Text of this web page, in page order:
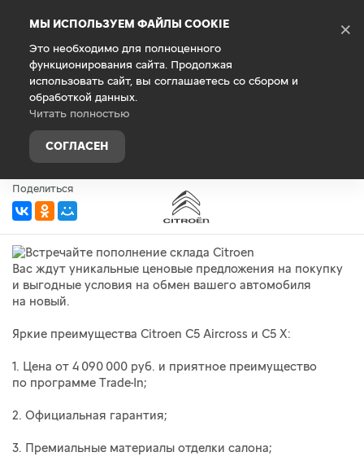
МЫ ИСПОЛЬЗУЕМ ФАЙЛЫ COOKIE
Это необходимо для полноценного
функционирования сайта. Продолжая
использовать сайт, вы соглашаетесь со сбором и
обработкой данных.
Читать полностью
СОГЛАСЕН
×
Главная О компании Новости
Встречайте пополнение склада
Citroen
20 октября 2023 г.
Поделиться
Вас ждут уникальные ценовые предложения на покупку
и выгодные условия на обмен вашего автомобиля
на новый.
Яркие преимущества Citroen C5 Aircross и C5 X:
1. Цена от 4 090 000 руб. и приятное преимущество
по программе Trade-In;
2. Официальная гарантия;
3. Премиальные материалы отделки салона;